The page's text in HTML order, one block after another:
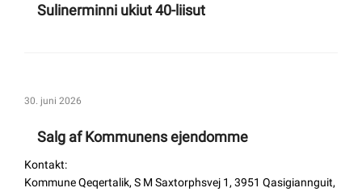
Sulinerminni ukiut 40-liisut
30. juni 2026
Salg af Kommunens ejendomme
Kontakt:
Kommune Qeqertalik, S M Saxtorphsvej 1, 3951 Qasigiannguit,